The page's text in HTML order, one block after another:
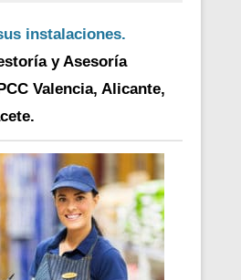
instalaciones.
y Asesoría
Valencia, Alicante,